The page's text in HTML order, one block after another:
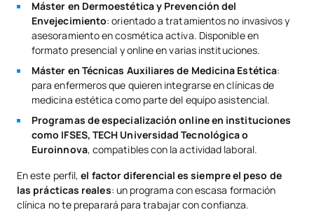
Máster en Dermoestética y Prevención del
Envejecimiento: orientado a tratamientos no invasivos y
asesoramiento en cosmética activa. Disponible en
formato presencial y online en varias instituciones.
Máster en Técnicas Auxiliares de Medicina Estética:
para enfermeros que quieren integrarse en clínicas de
medicina estética como parte del equipo asistencial.
Programas de especialización online en instituciones
como IFSES, TECH Universidad Tecnológica o
Euroinnova, compatibles con la actividad laboral.
En este perfil,el factor diferencial es siempre el peso de
las prácticas reales: un programa con escasa formación
clínica no te preparará para trabajar con confianza.